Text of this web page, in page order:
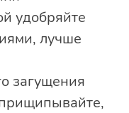
удобряйте
лучше
загущения